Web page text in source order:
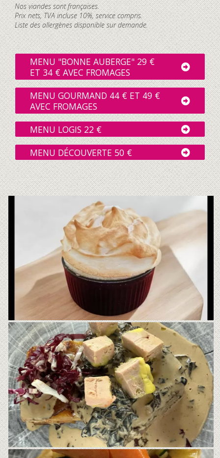
Nos viandes sont françaises.
Prix nets, TVA incluse 10%, service compris.
Liste des allergènes disponible sur demande.
MENU "BONNE AUBERGE" 29 €
ET 34 € AVEC FROMAGES
MENU GOURMAND 44 € ET 49 €
AVEC FROMAGES
MENU LOGIS 22 €
MENU DÉCOUVERTE 50 €